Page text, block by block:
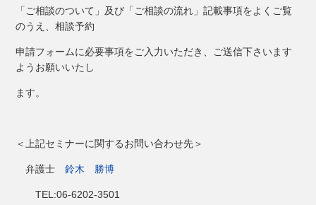
「ご相談のついて」及び「ご相談の流れ」記載事項をよくご覧
のうえ、相談予約
申請フォームに必要事項をご入力いただき、ご送信下さいます
ようお願いいたし
ます。
＜上記セミナーに関するお問い合わせ先＞
弁護士鈴木 勝博
TEL:06-6202-3501